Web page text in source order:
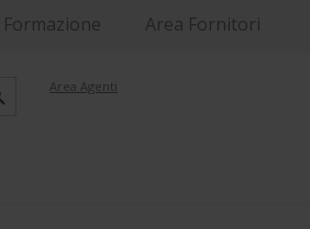
Formazione Area Fornitori
Area Agenti